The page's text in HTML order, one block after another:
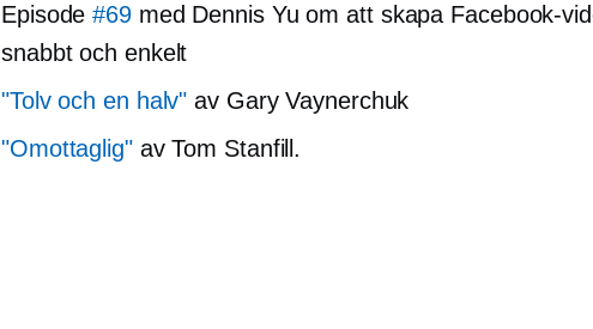
Episode#69med Dennis Yu om att skapa Facebook-
snabbt och enkelt
"Tolv och en halv" av Gary Vaynerchuk
"Omottaglig"av Tom Stanfill.